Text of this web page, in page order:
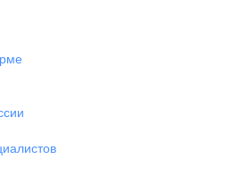
в Москве, Нижнем
и Владимире.
работать удаленно
ждет?